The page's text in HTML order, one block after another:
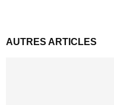
AUTRES ARTICLES